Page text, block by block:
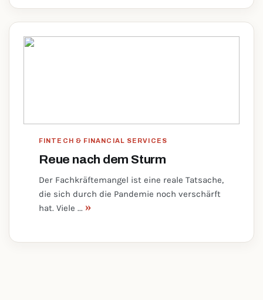
FINTECH & FINANCIAL SERVICES
Reue nach dem Sturm
Der Fachkräftemangel ist eine reale Tatsache,
die sich durch die Pandemie noch verschärft
hat. Viele ... »